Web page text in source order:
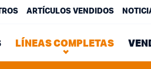
ARTÍCULOS VENDIDOS
LÍNEAS COMPLETAS